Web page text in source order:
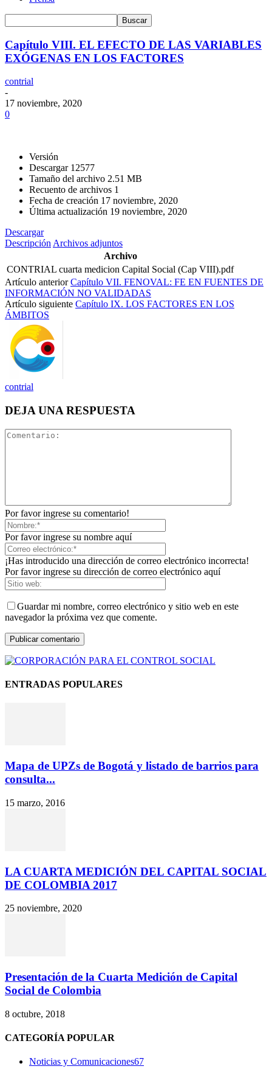
Capítulo VIII. EL EFECTO DE LAS VARIABLES
EXÓGENAS EN LOS FACTORES
contrial
-
17 noviembre, 2020
0
Versión
Descargar 12577
Tamaño del archivo 2.51 MB
Recuento de archivos 1
Fecha de creación 17 noviembre, 2020
Última actualización 19 noviembre, 2020
Descargar
Descripción Archivos adjuntos
Archivo
CONTRIAL cuarta medicion Capital Social (Cap VIII).pdf
Artículo anterior Capítulo VII. FENOVAL: FE EN FUENTES DE
INFORMACIÓN NO VALIDADAS
Artículo siguiente Capítulo IX. LOS FACTORES EN LOS
ÁMBITOS
contrial
DEJA UNA RESPUESTA
Por favor ingrese su comentario!
Por favor ingrese su nombre aquí
¡Has introducido una dirección de correo electrónico incorrecta!
Por favor ingrese su dirección de correo electrónico aquí
Guardar mi nombre, correo electrónico y sitio web en este
navegador la próxima vez que comente.
ENTRADAS POPULARES
Mapa de UPZs de Bogotá y listado de barrios para
consulta...
15 marzo, 2016
LA CUARTA MEDICIÓN DEL CAPITAL SOCIAL
DE COLOMBIA 2017
25 noviembre, 2020
Presentación de la Cuarta Medición de Capital
Social de Colombia
8 octubre, 2018
CATEGORÍA POPULAR
Noticias y Comunicaciones67